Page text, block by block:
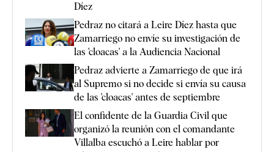
Díez
Pedraz no citará a Leire Díez hasta que
Zamarriego no envíe su investigación de
las 'cloacas' a la Audiencia Nacional
Pedraz advierte a Zamarriego de que irá
al Supremo si no decide si envía su causa
de las 'cloacas' antes de septiembre
El confidente de la Guardia Civil que
organizó la reunión con el comandante
Villalba escuchó a Leire hablar por